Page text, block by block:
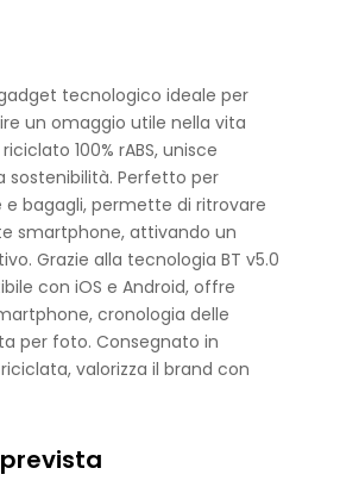
tecnologico ideale per
un omaggio utile nella vita
100% rABS, unisce
sostenibilità. Perfetto per
bagagli, permette di ritrovare
smartphone, attivando un
Grazie alla tecnologia BT v5.0
con iOS e Android, offre
cronologia delle
per foto. Consegnato in
valorizza il brand con